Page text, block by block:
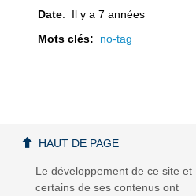
Date: Il y a 7 années
Mots clés: no-tag
Le développement de ce site et
certains de ses contenus ont
HAUT DE PAGE